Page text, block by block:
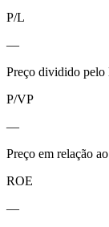
P/L
—
Preço dividido pelo
P/VP
—
Preço em relação
ROE
—